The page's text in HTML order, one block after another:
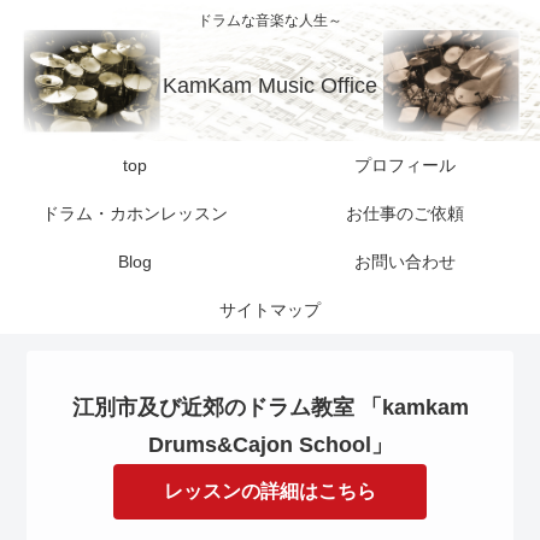
ドラムな音楽な人生～
KamKam Music Office
top プロフィール
ドラム・カホンレッスン お仕事のご依頼
Blog お問い合わせ
サイトマップ
江別市及び近郊のドラム教室 「kamkam
Drums&Cajon School」
レッスンの詳細はこちら